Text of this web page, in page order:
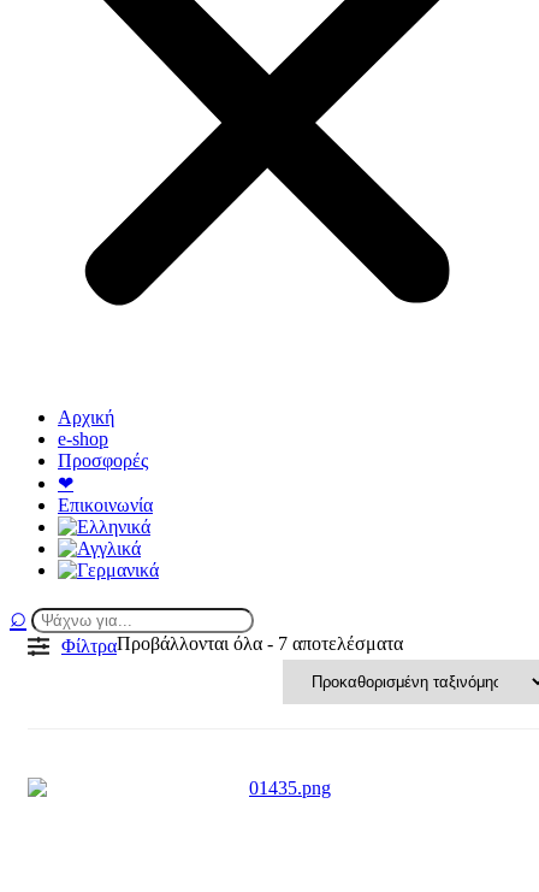
Αρχική
e-shop
Προσφορές
❤
Επικοινωνία
ΦίλτραΠροβάλλονται όλα - 7 αποτελέσματα